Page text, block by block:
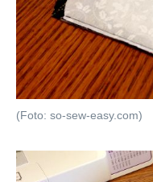
(Foto: so-sew-easy.com)